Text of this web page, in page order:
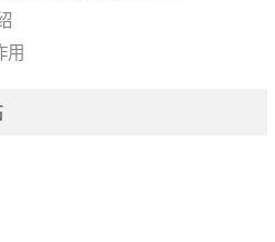
用